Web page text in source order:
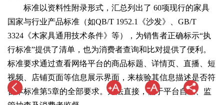
标准以资料性附录形式，汇总列出了 60项现行的家具
国家与行业产品标准（如QB/T 1952.1《沙发》、GB/T
3324《木家具通用技术条件》等），为销售者正确标示“执
行标准”提供了清单，也为消费者查询和比对提供了便利。
标准要求通过查看网络平台的商品标题、详情页、直播、短
视频、店铺页面等信息展示界面，来核验其信息描述是否符
合本标准第5章的全部要求。方法直接，便于平台自查、监